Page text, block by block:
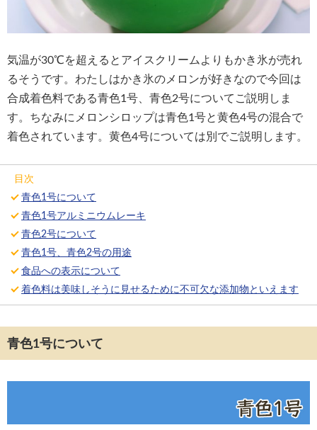
気温が30℃を超えるとアイスクリームよりもかき氷が売れ
るそうです。わたしはかき氷のメロンが好きなので今回は
合成着色料である青色1号、青色2号についてご説明しま
す。ちなみにメロンシロップは青色1号と黄色4号の混合で
着色されています。黄色4号については別でご説明します。
目次
青色1号について
青色1号アルミニウムレーキ
青色2号について
青色1号、青色2号の用途
食品への表示について
着色料は美味しそうに見せるために不可欠な添加物といえます
青色1号について